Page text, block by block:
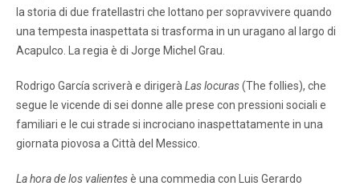
la storia di due fratellastri che lottano per sopravvivere quando
una tempesta inaspettata si trasforma in un uragano al largo di
Acapulco. La regia è di Jorge Michel Grau.
Rodrigo García scriverà e dirigerà Las locuras(The follies), che
segue le vicende di sei donne alle prese con pressioni sociali e
familiari e le cui strade si incrociano inaspettatamente in una
giornata piovosa a Città del Messico.
La hora de los valientesè una commedia con Luis Gerardo